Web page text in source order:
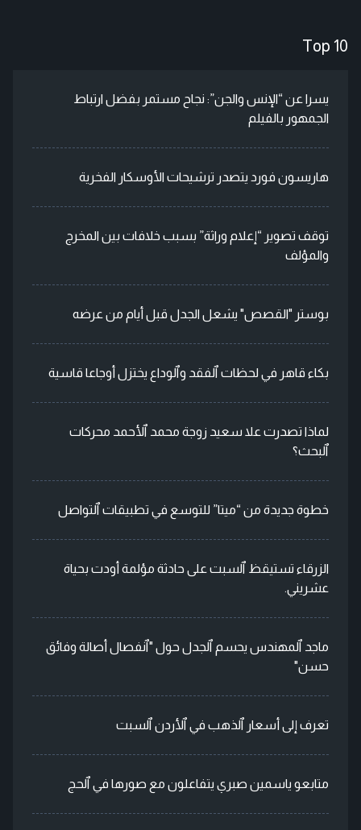
Top 10
يسرا عن “الإنس والجن”: نجاح مستمر بفضل ارتباط
الجمهور بالفيلم
هاريسون فورد يتصدر ترشيحات الأوسكار الفخرية
توقف تصوير “إعلام وراثة” بسبب خلافات بين المخرج
والمؤلف
بوستر "القصص" يشعل الجدل قبل أيام من عرضه
بكاء قاهر في لحظات ٱلفقد وٱلوداع يختزل أوجاعا قاسية
لماذا تصدرت علا سعيد زوجة محمد ٱلأحمد محركات
ٱلبحث؟
خطوة جديدة من “ميتا” للتوسع في تطبيقات ٱلتواصل
الزرقاء تستيقظ ٱلسبت على حادثة مؤلمة أودت بحياة
عشريني.
ماجد ٱلمهندس يحسم ٱلجدل حول "ٱنفصال أصالة وفائق
حسن"
تعرف إلى أسعار ٱلذهب في ٱلأردن ٱلسبت
متابعو ياسمين صبري يتفاعلون مع صورها في ٱلحج